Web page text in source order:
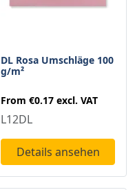
DL Rosa Umschläge 100
g/m²
From €0.17 excl. VAT
L12DL
Details ansehen